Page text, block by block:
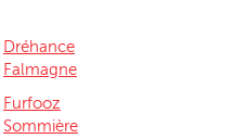
Dréhance
Falmagne
Furfooz
Sommière